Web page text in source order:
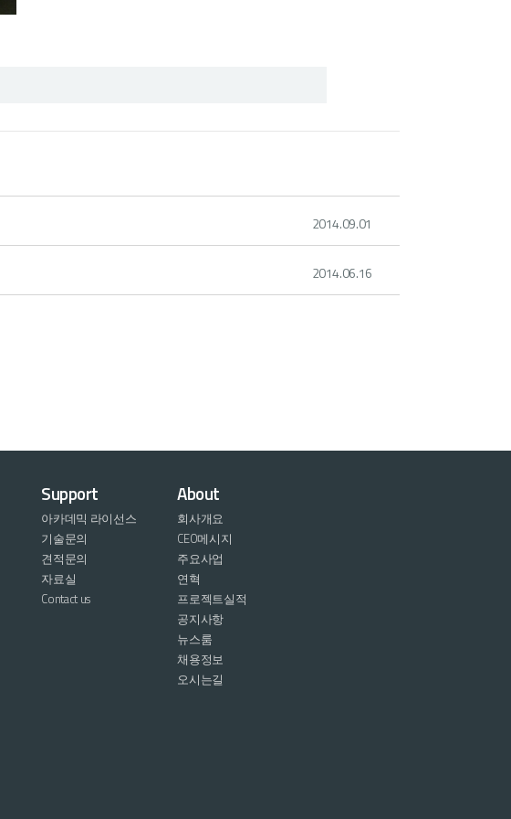
2014.09.01
2014.06.16
Support
아카데믹 라이선스
기술문의
견적문의
자료실
Contact us
About
회사개요
CEO메시지
주요사업
연혁
프로젝트실적
공지사항
뉴스룸
채용정보
오시는길